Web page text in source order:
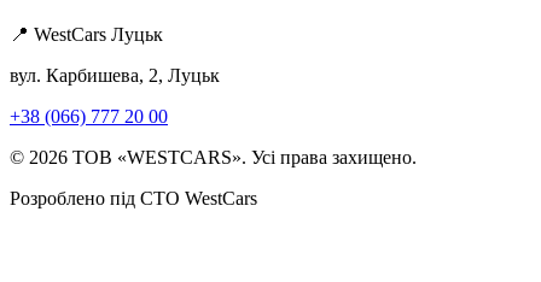
📍 WestCars Луцьк
вул. Карбишева, 2, Луцьк
+38 (066) 777 20 00
© 2026 ТОВ «WESTCARS». Усі права захищено.
Розроблено під СТО WestCars